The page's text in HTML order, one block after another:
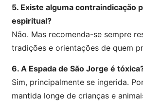
5. Existe alguma contraindicação
espiritual?
Não. Mas recomenda-se sempre
tradições e orientações de quem
6. A Espada de São Jorge é
Sim, principalmente se ingerida.
mantida longe de crianças e